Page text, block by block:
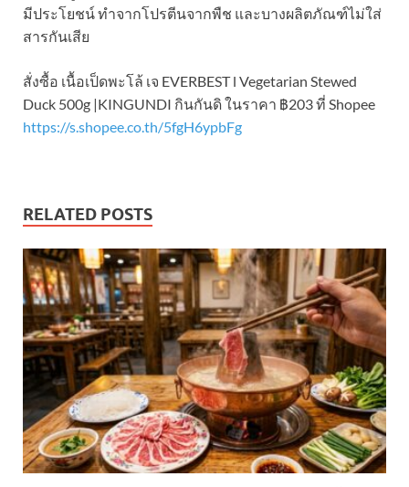
มีประโยชน์ ทำจากโปรตีนจากพืช และบางผลิตภัณฑ์ไม่ใส่
สารกันเสีย
สั่งซื้อ เนื้อเป็ดพะโล้ เจ EVERBEST l Vegetarian Stewed
Duck 500g |KINGUNDI กินกันดิ ในราคา ฿203 ที่ Shopee
https://s.shopee.co.th/5fgH6ypbFg
RELATED POSTS